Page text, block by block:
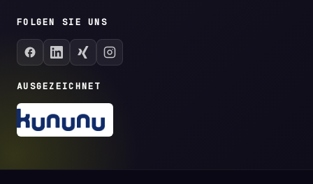
FOLGEN SIE UNS
AUSGEZEICHNET